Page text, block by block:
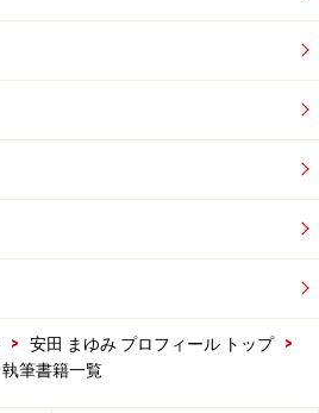
> 安田 まゆみ プロフィール トップ
>
執筆書籍一覧